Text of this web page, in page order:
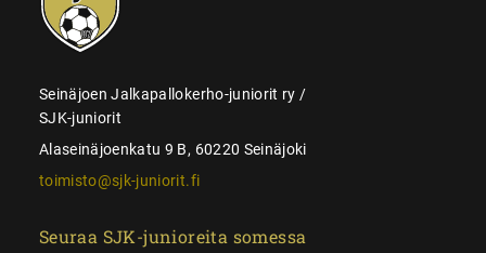
Seinäjoen Jalkapallokerho-juniorit ry /
SJK-juniorit
Alaseinäjoenkatu 9 B, 60220 Seinäjoki
toimisto@sjk-juniorit.fi
Seuraa SJK-junioreita somessa